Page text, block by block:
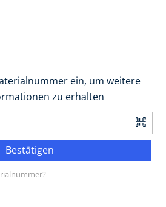
ein, um weitere
zu erhalten
Bestätigen